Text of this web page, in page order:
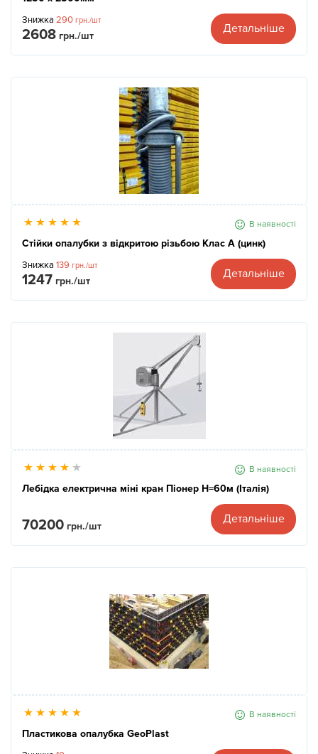
Знижка 290 грн./шт
2608 грн./шт
Детальніше
В наявності
Стійки опалубки з відкритою різьбою Клас А (цинк)
Знижка 139 грн./шт
1247 грн./шт
Детальніше
В наявності
Лебідка електрична міні кран Піонер Н=60м (Італія)
70200 грн./шт
Детальніше
В наявності
Пластикова опалубка GeoPlast